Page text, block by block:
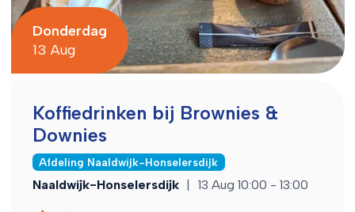
Donderdag
13 Aug
Koffiedrinken bij Brownies &
Downies
Afdeling Naaldwijk-Honselersdijk
Naaldwijk-Honselersdijk | 13 Aug 10:00 - 13:00